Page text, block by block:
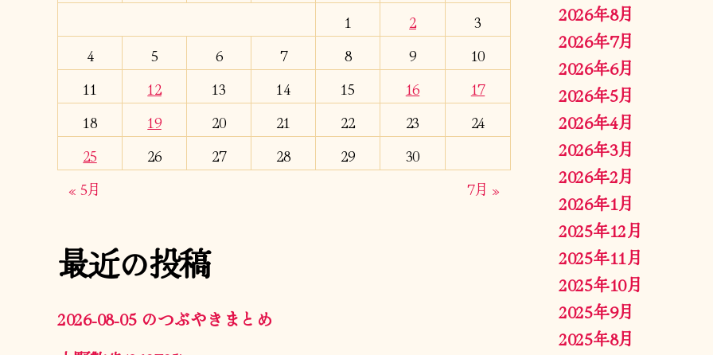
1
2
3
4
5 6 7 8 9
10
11
12 13 14 15 16
17
18
19 20 21 22 23
24
25
26 27 28 29
30
« 5月
7月 »
最近の投稿
2026-08-05 のつぶやきまとめ
2026年8月
2026年7月
2026年6月
2026年5月
2026年4月
2026年3月
2026年2月
2026年1月
2025年12月
2025年11月
2025年10月
2025年9月
2025年8月